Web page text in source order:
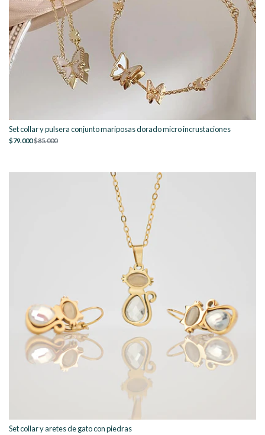
Set collar y pulsera conjunto mariposas dorado micro incrustaciones
$79.000$85.000
Set collar y aretes de gato con piedras